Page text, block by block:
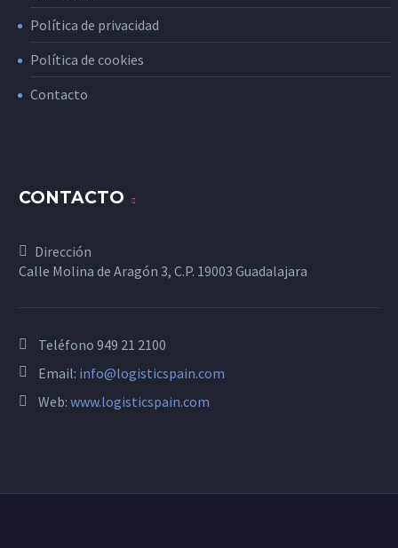
Política de privacidad
Política de cookies
Contacto
CONTACTO
Dirección
Calle Molina de Aragón 3, C.P. 19003 Guadalajara
Teléfono 949 21 2100
Email: info@logisticspain.com
Web: www.logisticspain.com